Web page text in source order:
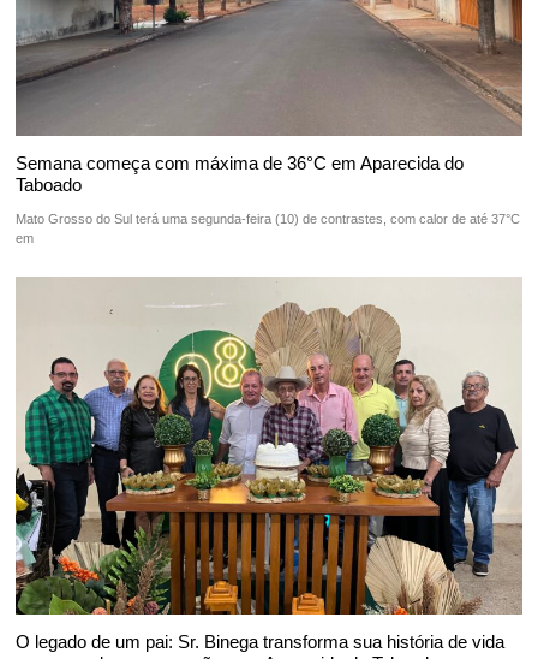
Semana começa com máxima de 36°C em Aparecida do
Taboado
Mato Grosso do Sul terá uma segunda-feira (10) de contrastes, com calor de até 37°C
em
O legado de um pai: Sr. Binega transforma sua história de vida